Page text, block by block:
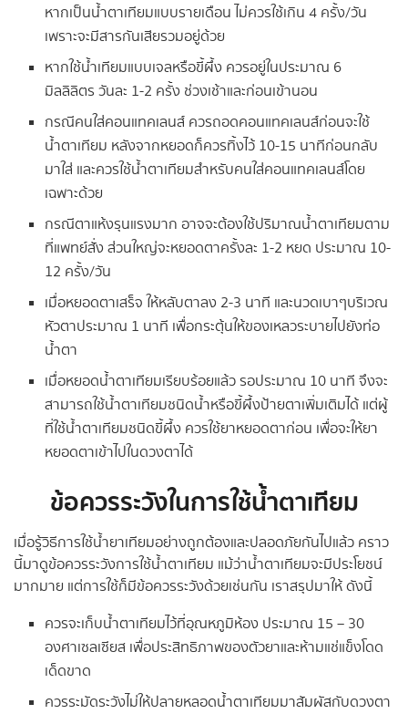
หากเป็นน้ำตาเทียมแบบรายเดือน ไม่ควรใช้เกิน 4 ครั้ง/วัน
เพราะจะมีสารกันเสียรวมอยู่ด้วย
หากใช้น้ำเทียมแบบเจลหรือขี้ผึ้ง ควรอยู่ในประมาณ 6
มิลลิลิตร วันละ 1-2 ครั้ง ช่วงเช้าและก่อนเข้านอน
กรณีคนใส่คอนแทคเลนส์ ควรถอดคอนแทคเลนส์ก่อนจะใช้
น้ำตาเทียม หลังจากหยอดก็ควรทิ้งไว้ 10-15 นาทีก่อนกลับ
มาใส่ และควรใช้น้ำตาเทียมสําหรับคนใส่คอนแทคเลนส์โดย
เฉพาะด้วย
กรณีตาแห้งรุนแรงมาก อาจจะต้องใช้ปริมาณน้ำตาเทียมตาม
ที่แพทย์สั่ง ส่วนใหญ่จะหยอดตาครั้งละ 1-2 หยด ประมาณ 10-
12 ครั้ง/วัน
เมื่อหยอดตาเสร็จ ให้หลับตาลง 2-3 นาที และนวดเบาๆบริเวณ
หัวตาประมาณ 1 นาที เพื่อกระตุ้นให้ของเหลวระบายไปยังท่อ
น้ำตา
เมื่อหยอดน้ำตาเทียมเรียบร้อยแล้ว รอประมาณ 10 นาที จึงจะ
สามารถใช้น้ำตาเทียมชนิดน้ำหรือขี้ผึ้งป้ายตาเพิ่มเติมได้ แต่ผู้
ที่ใช้น้ำตาเทียมชนิดขี้ผึ้ง ควรใช้ยาหยอดตาก่อน เพื่อจะให้ยา
หยอดตาเข้าไปในดวงตาได้
ข้อควรระวังในการใช้น้ำตาเทียม
เมื่อรู้วิธีการใช้น้ำยาเทียมอย่างถูกต้องและปลอดภัยกันไปแล้ว คราว
นี้มาดูข้อควรระวังการใช้น้ำตาเทียม แม้ว่าน้ำตาเทียมจะมีประโยชน์
มากมาย แต่การใช้ก็มีข้อควรระวังด้วยเช่นกัน เราสรุปมาให้ ดังนี้
ควรจะเก็บน้ำตาเทียมไว้ที่อุณหภูมิห้อง ประมาณ 15 – 30
องศาเซลเซียส เพื่อประสิทธิภาพของตัวยาและห้ามแช่แข็งโดด
เด็ดขาด
ควรระมัดระวังไม่ให้ปลายหลอดน้ำตาเทียมมาสัมผัสกับดวงตา